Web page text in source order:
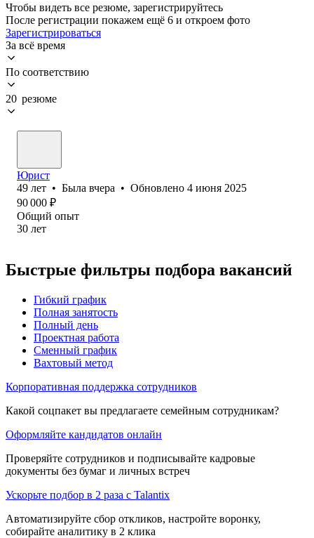
Чтобы видеть все резюме, зарегистрируйтесь
После регистрации покажем ещё 6 и откроем фото
Зарегистрироваться
За всё время
По соответствию
20 резюме
Юрист
49 лет • Была вчера • Обновлено 4 июня 2025
90 000 ₽
Общий опыт
30 лет
Быстрые фильтры подбора вакансий
Гибкий график
Полная занятость
Полный день
Проектная работа
Сменный график
Вахтовый метод
Корпоративная поддержка сотрудников
Какой соцпакет вы предлагаете семейным сотрудникам?
Оформляйте кандидатов онлайн
Проверяйте сотрудников и подписывайте кадровые
документы без бумаг и личных встреч
Ускорьте подбор в 2 раза с Talantix
Автоматизируйте сбор откликов, настройте воронку,
собирайте аналитику в 2 клика